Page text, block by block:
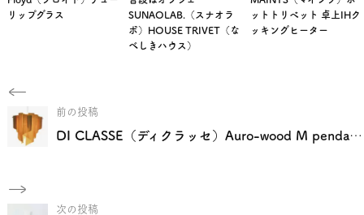
リップグラス
SUNAOLAB.（スナオラ
ボ）HOUSE TRIVET（な
べしきハウス）
ットトリベット 卓上IHク
ッキングヒーター
前の投稿
DI CLASSE（ディクラッセ）Auro-wood M pendant lamp （アウロ ウッド Ｍ ペンダントランプ）
次の投稿